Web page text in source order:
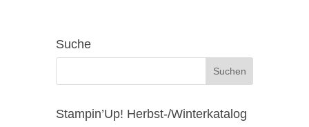
Suche
Stampin’Up! Herbst-/Winterkatalog